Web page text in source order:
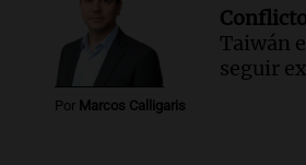
Por Marcos Calligaris
Taiwán
seguir